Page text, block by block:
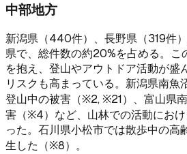
中部地方
新潟県（440件）、長野県（319件
県で、総件数の約20%を占める。こ
を抱え、登山やアウトドア活動が盛
リスクも高まっている。新潟県南魚
登山中の被害（※2, ※21）、富山県
害（※4）など、山林での活動にお
った。石川県小松市では散歩中の高
生した（※8）。